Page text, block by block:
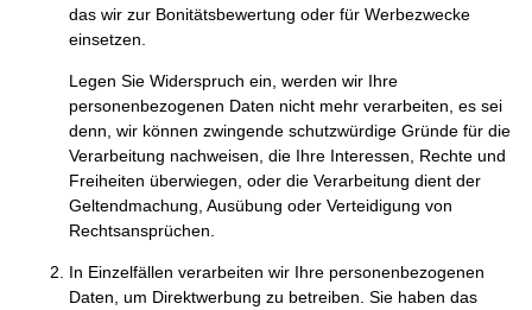
das wir zur Bonitätsbewertung oder für Werbezwecke
einsetzen.
Legen Sie Widerspruch ein, werden wir Ihre
personenbezogenen Daten nicht mehr verarbeiten, es sei
denn, wir können zwingende schutzwürdige Gründe für die
Verarbeitung nachweisen, die Ihre Interessen, Rechte und
Freiheiten überwiegen, oder die Verarbeitung dient der
Geltendmachung, Ausübung oder Verteidigung von
Rechtsansprüchen.
In Einzelfällen verarbeiten wir Ihre personenbezogenen
Daten, um Direktwerbung zu betreiben. Sie haben das